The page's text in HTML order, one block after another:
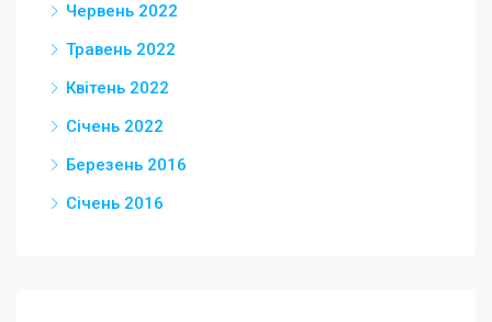
Червень 2022
Травень 2022
Квітень 2022
Січень 2022
Березень 2016
Січень 2016